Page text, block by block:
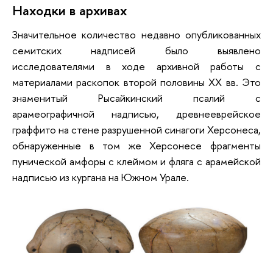
Находки в архивах
Значительное количество недавно опубликованных
семитских надписей было выявлено
исследователями в ходе архивной работы с
материалами раскопок второй половины XX вв. Это
знаменитый Рысайкинский псалий с
арамеографичной надписью, древнееврейское
граффито на стене разрушенной синагоги Херсонеса,
обнаруженные в том же Херсонесе фрагменты
пунической амфоры с клеймом и фляга с арамейской
надписью из кургана на Южном Урале.